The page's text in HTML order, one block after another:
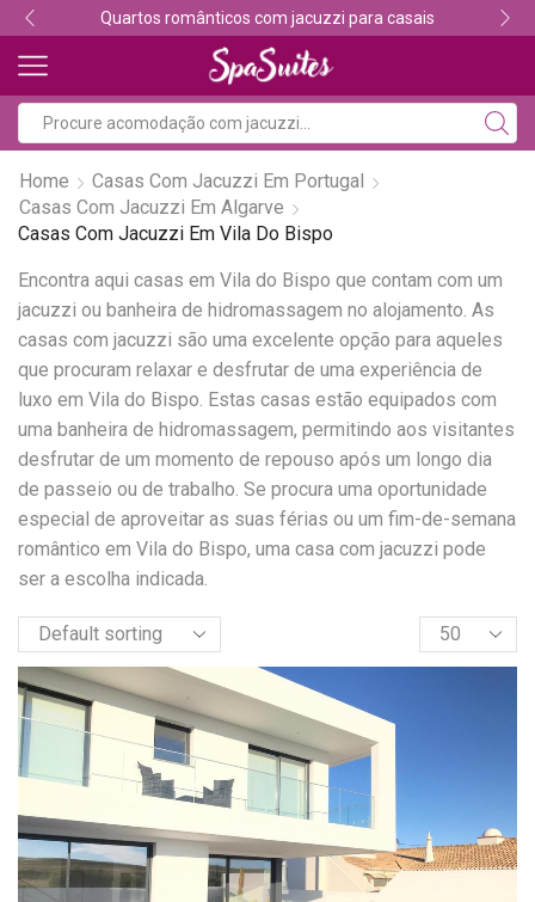
Quartos românticos com jacuzzi para casais
Home
Casas Com Jacuzzi Em Portugal
Casas Com Jacuzzi Em Algarve
Casas Com Jacuzzi Em Vila Do Bispo
Encontra aqui casas em Vila do Bispo que contam com um
jacuzzi ou banheira de hidromassagem no alojamento. As
casas com jacuzzi são uma excelente opção para aqueles
que procuram relaxar e desfrutar de uma experiência de
luxo em Vila do Bispo. Estas casas estão equipados com
uma banheira de hidromassagem, permitindo aos visitantes
desfrutar de um momento de repouso após um longo dia
de passeio ou de trabalho. Se procura uma oportunidade
especial de aproveitar as suas férias ou um fim-de-semana
romântico em Vila do Bispo, uma casa com jacuzzi pode
ser a escolha indicada.